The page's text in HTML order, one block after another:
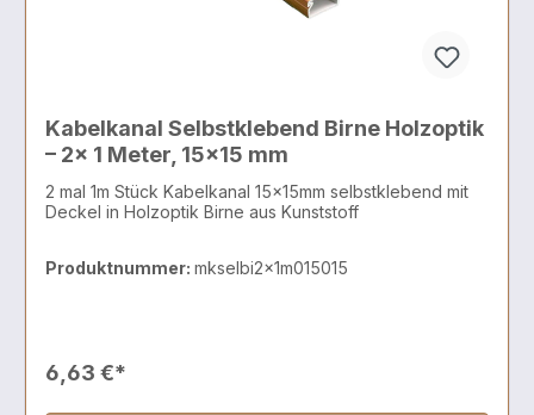
Kabelkanal Selbstklebend Birne Holzoptik
– 2x 1 Meter, 15x15 mm
2 mal 1m Stück Kabelkanal 15x15mm selbstklebend mit
Deckel in Holzoptik Birne aus Kunststoff
Produktnummer: mkselbi2x1m015015
6,63 €*